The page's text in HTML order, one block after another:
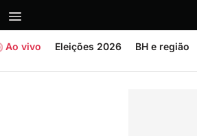
Ao vivo Eleições 2026 BH e região